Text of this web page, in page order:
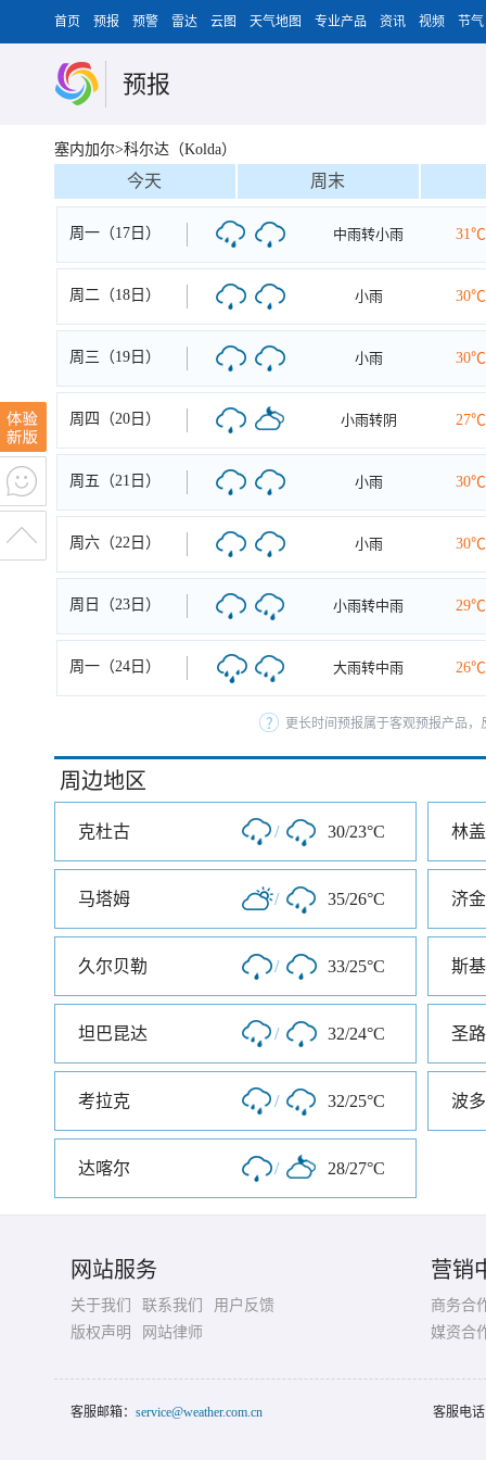
首页 预报 预警 雷达 云图 天气地图 专业产品 资讯 视频 节气
预报
塞内加尔>科尔达（Kolda）
今天 周末
周一（17日） 中雨转小雨 31℃
周二（18日） 小雨 30℃
周三（19日） 小雨 30℃
周四（20日） 小雨转阴 27℃
周五（21日） 小雨 30℃
周六（22日） 小雨 30℃
周日（23日） 小雨转中雨 29℃
周一（24日） 大雨转中雨 26℃
更长时间预报属于客观预报产品
周边地区
克杜古 / 30/23°C 林
马塔姆 / 35/26°C 济
久尔贝勒 / 33/25°C 斯
坦巴昆达 / 32/24°C 圣
考拉克 / 32/25°C 波
达喀尔 / 28/27°C
网站服务
关于我们 联系我们
用户反馈
版权声明
网站律师
营销
商务合
媒资合
客服邮箱： service@weather.com.cn 客服电